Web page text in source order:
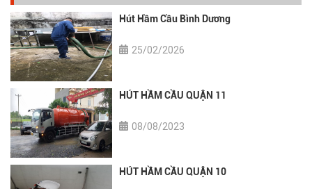
Hút Hầm Cầu Bình Dương
25/02/2026
HÚT HẦM CẦU QUẬN 11
08/08/2023
HÚT HẦM CẦU QUẬN 10